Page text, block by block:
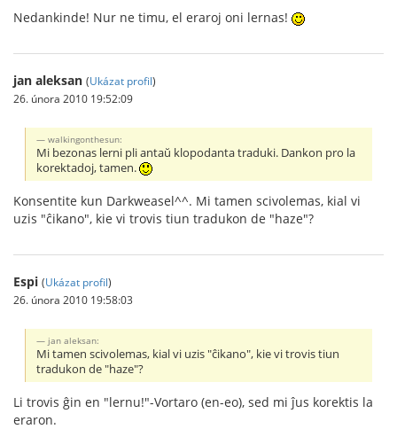
Nedankinde! Nur ne timu, el eraroj oni lernas!
jan aleksan (Ukázat profil)
26. února 2010 19:52:09
walkingonthesun:
Mi bezonas lerni pli antaŭ klopodanta traduki. Dankon pro la
korektadoj, tamen.
Konsentite kun Darkweasel^^. Mi tamen scivolemas, kial vi
uzis "ĉikano", kie vi trovis tiun tradukon de "haze"?
Espi (Ukázat profil)
26. února 2010 19:58:03
jan aleksan:
Mi tamen scivolemas, kial vi uzis "ĉikano", kie vi trovis tiun
tradukon de "haze"?
Li trovis ĝin en "lernu!"-Vortaro (en-eo), sed mi ĵus korektis la
eraron.